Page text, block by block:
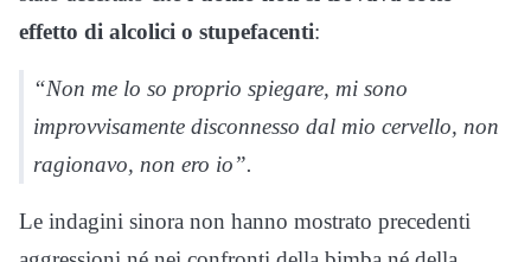
effetto di alcolici o stupefacenti:
“Non me lo so proprio spiegare, mi sono
improvvisamente disconnesso dal mio cervello, non
ragionavo, non ero io”.
Le indagini sinora non hanno mostrato precedenti